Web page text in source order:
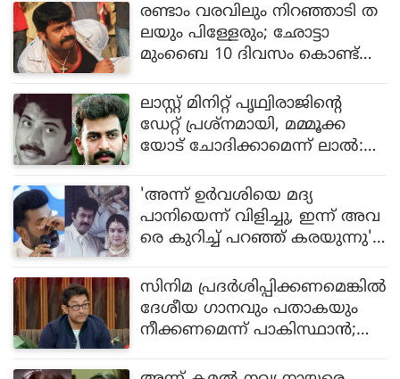
രണ്ടാം വരവിലും നിറഞ്ഞാടി ത
ലയും പിള്ളേരും; ഛോട്ടാ
മുംബൈ 10 ദിവസം കൊണ്ട്
ലാസ്റ്റ് മിനിറ്റ് പൃഥ്വിരാജിന്റെ
ഡേറ്റ് പ്രശ്നമായി, മമ്മൂക്ക
യോട് ചോദിക്കാമെന്ന് ലാൽ:
ണ്ടായത്
'അന്ന് ഉർവശിയെ മദ്യ
പാനിയെന്ന് വിളിച്ചു, ഇന്ന് അവ
രെ കുറിച്ച് പറഞ്ഞ് കരയുന്നു':
റ്റിംഗ് തന്ത്രം ആണെന്ന് വിമർശ
നം
സിനിമ പ്രദർശിപ്പിക്കണമെങ്കിൽ
ദേശീയ ഗാനവും പതാകയും
നീക്കണമെന്ന് പാകിസ്ഥാൻ;
ഖാൻ